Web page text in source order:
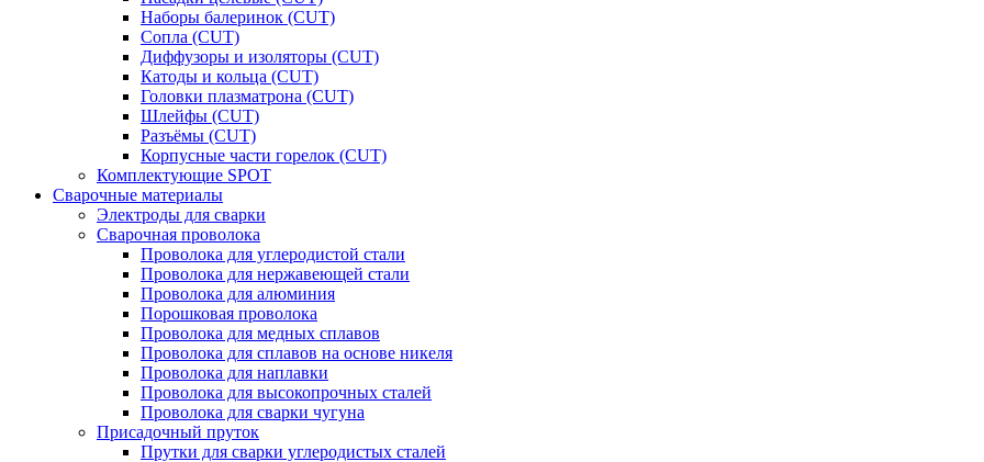
Наборы балеринок (CUT)
Сопла (CUT)
Диффузоры и изоляторы (CUT)
Катоды и кольца (CUT)
Головки плазматрона (CUT)
Шлейфы (CUT)
Разъёмы (CUT)
Корпусные части горелок (CUT)
Комплектующие SPOT
Сварочные материалы
Электроды для сварки
Сварочная проволока
Проволока для углеродистой стали
Проволока для нержавеющей стали
Проволока для алюминия
Порошковая проволока
Проволока для медных сплавов
Проволока для сплавов на основе никеля
Проволока для наплавки
Проволока для высокопрочных сталей
Проволока для сварки чугуна
Присадочный пруток
Прутки для сварки углеродистых сталей